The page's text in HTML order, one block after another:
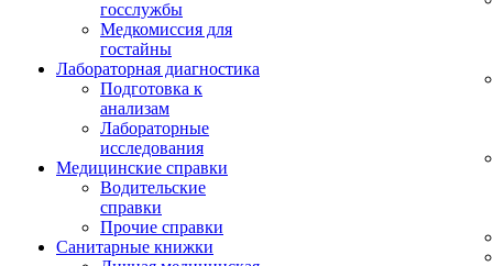
госслужбы
Медкомиссия для
гостайны
Лабораторная диагностика
Подготовка к
анализам
Лабораторные
исследования
Медицинские справки
Водительские
справки
Прочие справки
Санитарные книжки